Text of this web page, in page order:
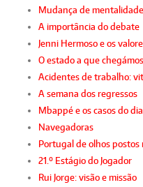
Mudança de
A importância do debate
Jenni Hermoso e os
O estado a que chegámos
Acidentes de trabalho:
A semana dos regressos
Mbappé e os casos do
Navegadoras
Portugal de olhos
21.º Estágio do Jogador
Rui Jorge: visão e missão